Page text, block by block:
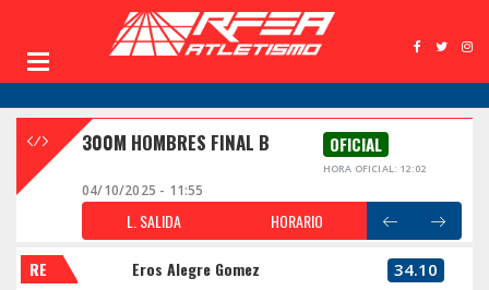
300M HOMBRES FINAL B OFICIAL
HORA OFICIAL: 12:02
04/10/2025 - 11:55
L. SALIDA HORARIO
RE Eros Alegre Gomez 34.10